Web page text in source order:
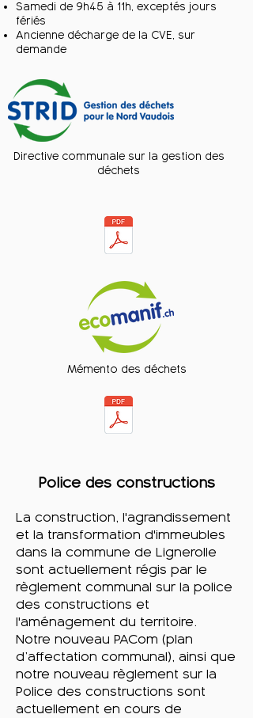
Samedi de 9h45 à 11h, exceptés jours
fériés
Ancienne décharge de la CVE, sur
demande​
Directive communale sur la gestion des
déchets
Mémento des déchets
Police des constructions
La construction, l'agrandissement
et la transformation d'immeubles
dans la commune de Lignerolle
sont actuellement régis par le
règlement communal sur la police
des constructions et
l'aménagement du territoire.
Notre nouveau PACom (plan
d’affectation communal), ainsi que
notre nouveau règlement sur la
Police des constructions sont
actuellement en cours de